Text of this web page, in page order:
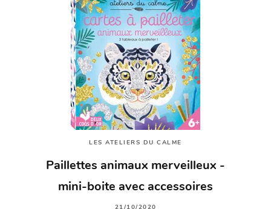
LES ATELIERS DU CALME
Paillettes animaux merveilleux -
mini-boite avec accessoires
21/10/2020